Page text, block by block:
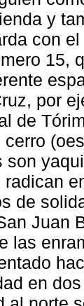
y
con
15,
por
de
son
radican
de
Juan
las
en